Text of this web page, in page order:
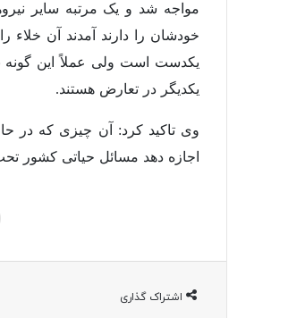
مواجه شد و یک مرتبه سایر
خودشان را دارند آمدند آن
یکدست است ولی عملاً این
یکدیگر در تعارض هستند.
وی تاکید کرد: آن چیزی که در
اجازه دهد مسائل حیاتی کشور
اشتراک گذاری